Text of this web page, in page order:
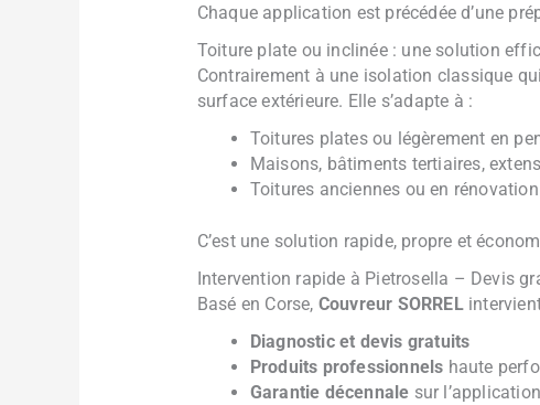
Chaque application est précédée d’une
Toiture plate ou inclinée : une solution
Contrairement à une isolation classique
surface extérieure. Elle s’adapte à :
Toitures plates ou légèrement en
Maisons, bâtiments tertiaires,
Toitures anciennes ou en rénovation
C’est une solution rapide, propre et
Intervention rapide à Pietrosella – Devis
Basé en Corse, Couvreur SORREL
Diagnostic et devis gratuits
Produits professionnels haute
Garantie décennale sur l’application